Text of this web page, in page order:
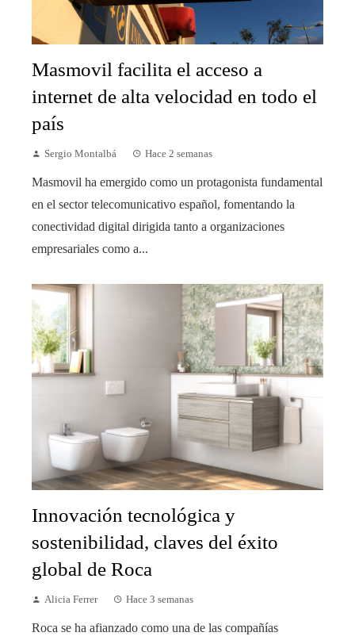
Masmovil facilita el acceso a
internet de alta velocidad en todo el
país
Sergio Montalbá Hace 2 semanas
Masmovil ha emergido como un protagonista fundamental
en el sector telecomunicativo español, fomentando la
conectividad digital dirigida tanto a organizaciones
empresariales como a...
Innovación tecnológica y
sostenibilidad, claves del éxito
global de Roca
Alicia Ferrer Hace 3 semanas
Roca se ha afianzado como una de las compañías